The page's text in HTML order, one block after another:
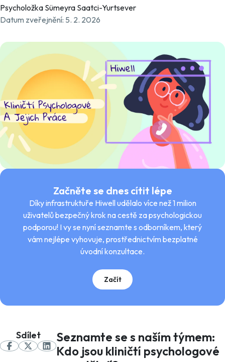
Psycholožka Sümeyra Saatci-Yurtsever
Datum zveřejnění: 5. 2. 2026
Začněte se dnes cítit lépe
Díky infrastruktuře Hiwell udělalo více než 1 milion
uživatelů bezpečný krok na cestě za psychologickou
podporou! I vy se nyní seznamte s odborníkem, který
vám nejlépe vyhovuje, prostřednictvím bezplatné
úvodní konzultace.
Začít
Sdílet
Seznamte se s naším týmem:
Kdo jsou kliničtí psychologové